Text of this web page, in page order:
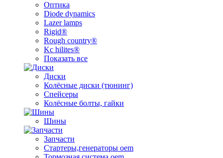
Оптика
Diode dynamics
Lazer lamps
Rigid®
Rough country®
Kc hilites®
Показать все
Диски
Колёсные диски (тюнинг)
Спейсеры
Колёсные болты, гайки
Шины
Запчасти
Стартеры,генераторы oem